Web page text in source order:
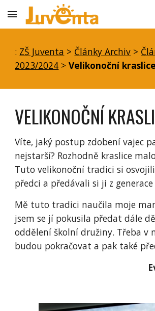
Skip to main content
: ZŠ Juventa > Články Archiv >
2023/2024 >Velikonoční
VELIKONOČNÍ
Víte, jaký postup zdobení vajec
nejstarší? Rozhodně kraslice
Tuto velikonoční tradici si
předci a předávali si ji z
Mě tuto tradici naučila moje
jsem se jí pokusila předat dále
oddělení školní družiny. Třeba v
budou pokračovat a pak také